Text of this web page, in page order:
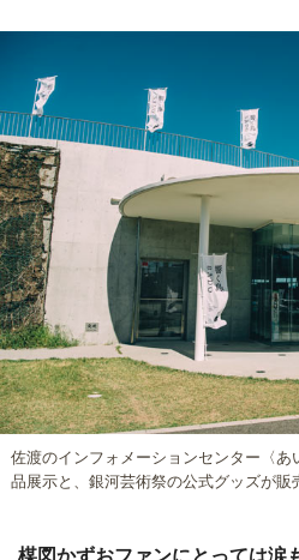
佐渡のインフォメーションセンター〈
品展示と、銀河芸術祭の公式グッズが販